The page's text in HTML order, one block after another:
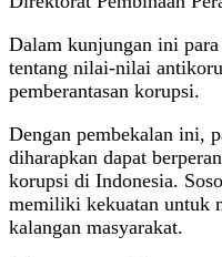
Dalam kunjungan ini
tentang nilai-nilai
pemberantasan korupsi.
Dengan pembekalan ini,
diharapkan dapat
korupsi di Indonesia.
memiliki kekuatan untuk
kalangan masyarakat.